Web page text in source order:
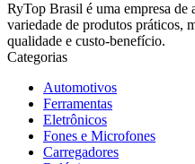
RyTop Brasil é uma empresa de
variedade de produtos práticos,
qualidade e custo-benefício.
Categorias
Automotivos
Ferramentas
Eletrônicos
Fones e Microfones
Carregadores